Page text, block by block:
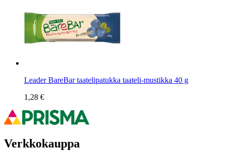
Leader BareBar taatelipatukka taateli-mustikka 40 g
1,28 €
Verkkokauppa